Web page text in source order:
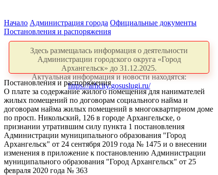
Начало Администрация города Официальные документы
Постановления и распоряжения
Здесь размещалась информация о деятельности
Администрации городского округа «Город
Архангельск» до 31.12.2025.
Актуальная информация и новости находятся:
https://arhcity.gosuslugi.ru/
Постановления и распоряжения
О плате за содержание жилого помещения для нанимателей
жилых помещений по договорам социального найма и
договорам найма жилых помещений в многоквартирном доме
по просп. Никольский, 126 в городе Архангельске, о
признании утратившим силу пункта 1 постановления
Администрации муниципального образования "Город
Архангельск" от 24 сентября 2019 года № 1475 и о внесении
изменения в приложение к постановлению Администрации
муниципального образования "Город Архангельск" от 25
февраля 2020 года № 363